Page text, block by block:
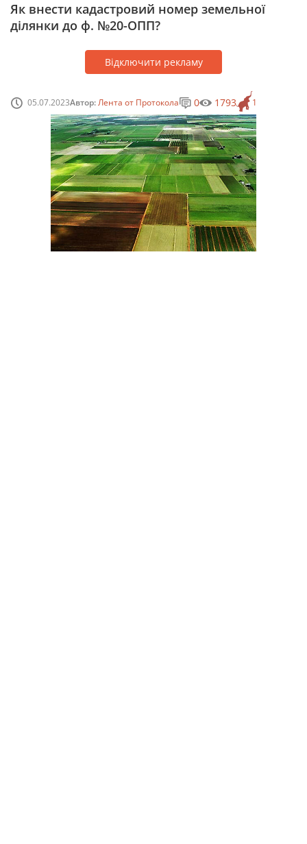
Як внести кадастровий номер земельної
ділянки до ф. №20-ОПП?
Відключити рекламу
05.07.2023Автор:Лента от Протокола 1
0 1793